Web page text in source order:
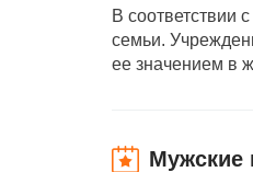
В соответствии
семьи.
ее значением в
Мужские